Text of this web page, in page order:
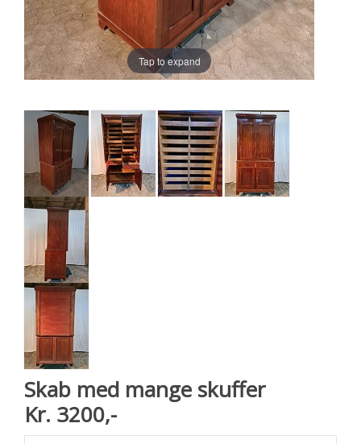
Tap to expand
Skab med mange skuffer
Kr. 3200,-